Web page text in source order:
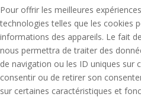
Pour offrir les meilleures
technologies telles que les cookies
informations des appareils. Le fait
nous permettra de traiter des
de navigation ou les ID uniques sur
consentir ou de retirer son
sur certaines caractéristiques et